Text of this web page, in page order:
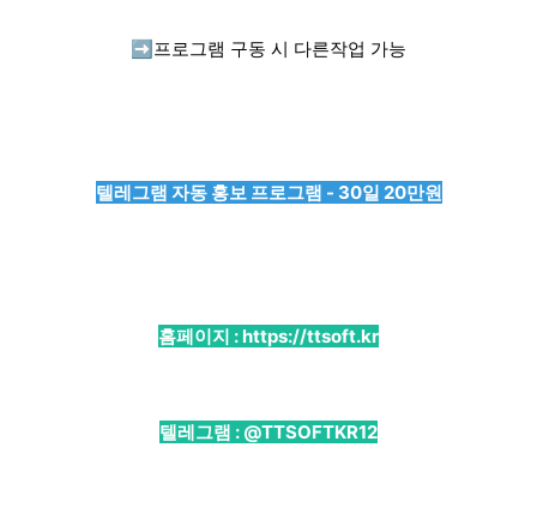
➡️ 프로그램 구동 시 다른작업 가능
텔레그램 자동 홍보 프로그램 - 30일 20만원
홈페이지 :https://ttsoft.kr
텔레그램 : @TTSOFTKR12